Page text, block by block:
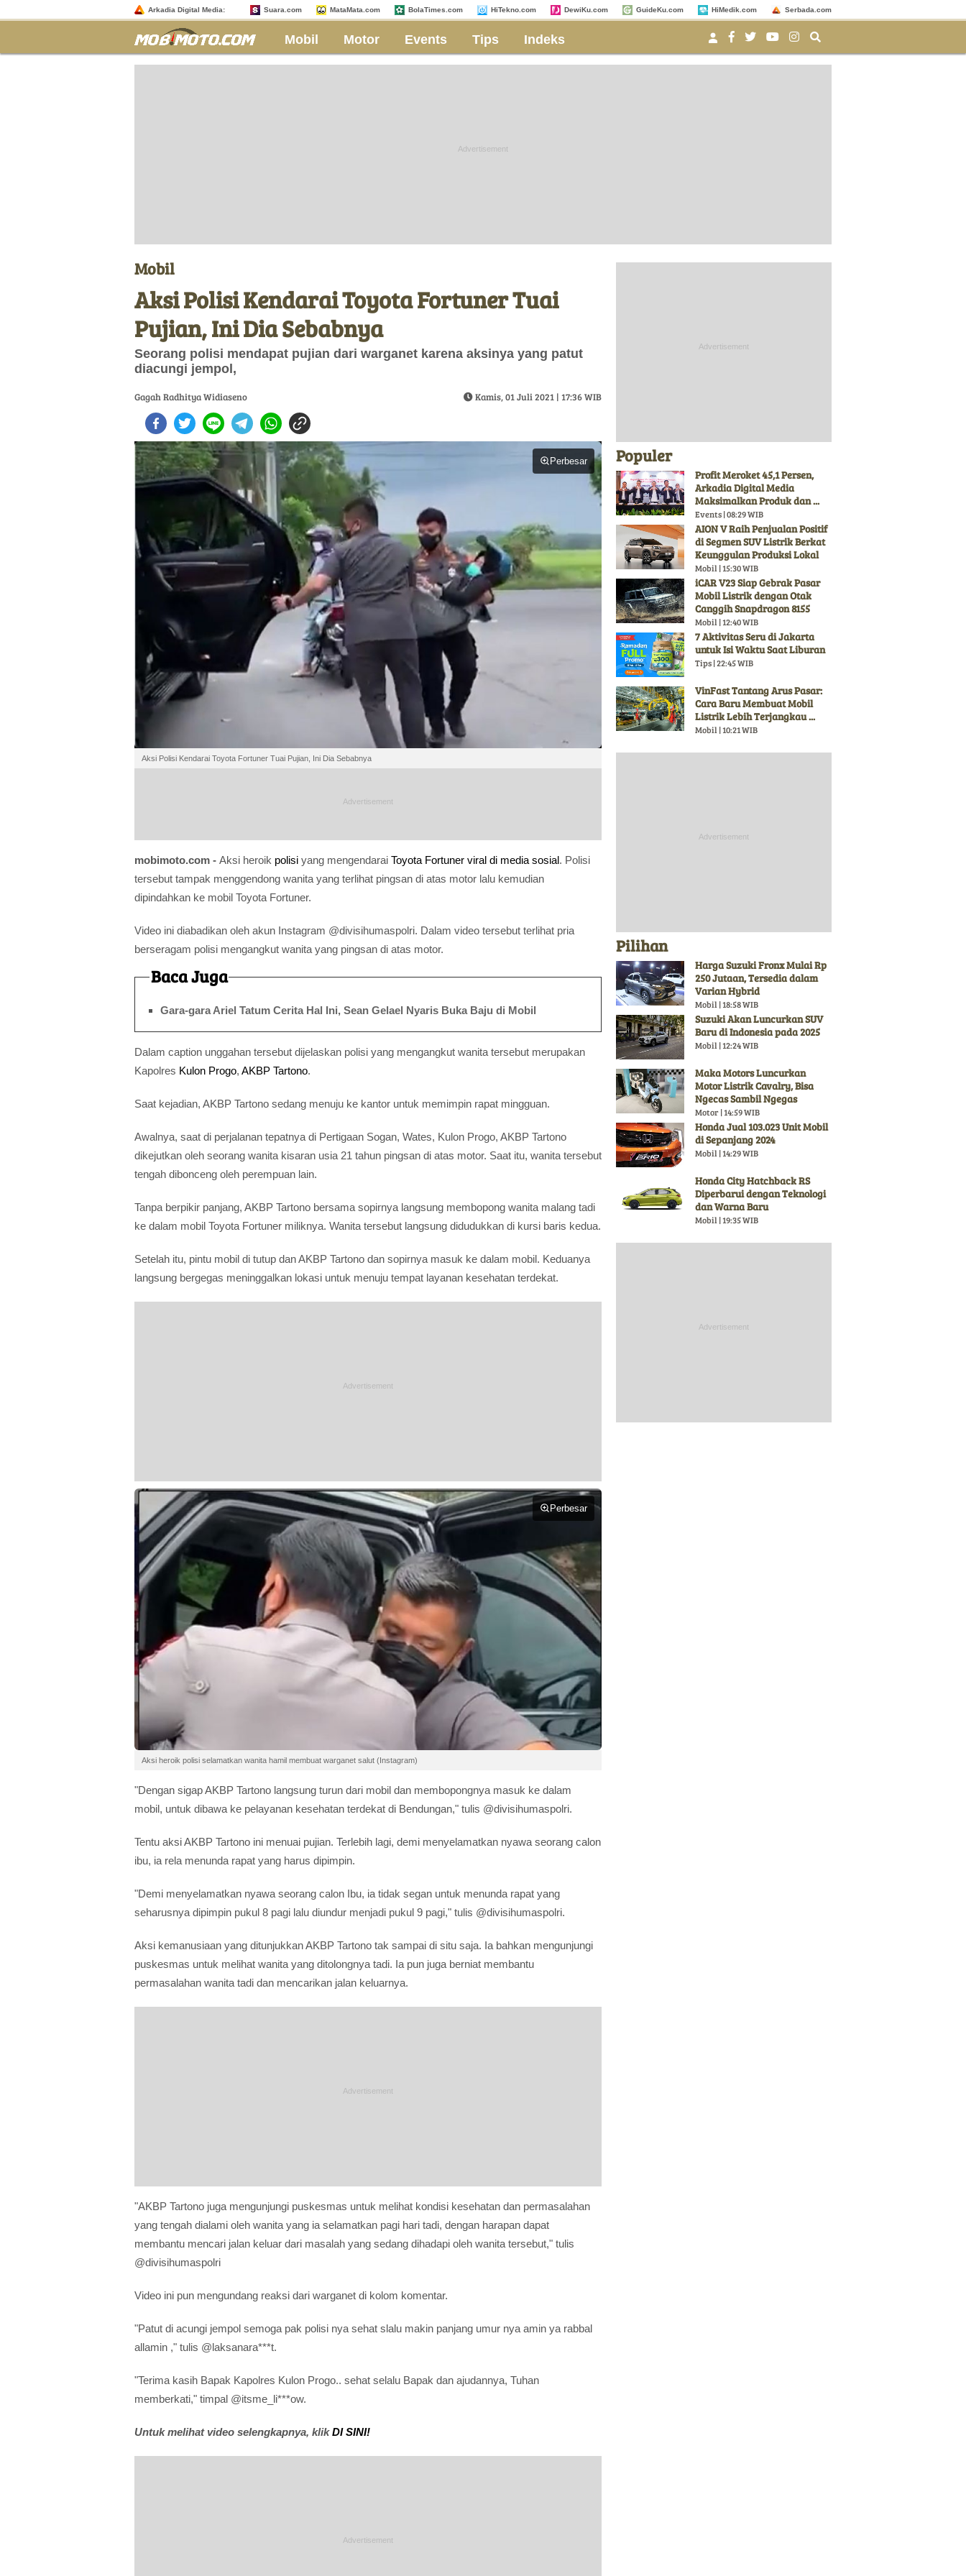
Arkadia Digital Media: Suara.com MataMata.com BolaTimes.com HiTekno.com DewiKu.com GuideKu.com HiMedik.com Serbada.com
Mobil Motor Events Tips Indeks
Mobil
Aksi Polisi Kendarai Toyota Fortuner Tuai
Pujian, Ini Dia Sebabnya
Seorang polisi mendapat pujian dari warganet karena aksinya yang patut
diacungi jempol,
Gagah Radhitya Widiaseno Kamis, 01 Juli 2021 | 17:36 WIB
Perbesar
Aksi Polisi Kendarai Toyota Fortuner Tuai Pujian, Ini Dia Sebabnya
mobimoto.com - Aksi heroik polisi yang mengendarai Toyota Fortuner viral di media sosial. Polisi
tersebut tampak menggendong wanita yang terlihat pingsan di atas motor lalu kemudian
dipindahkan ke mobil Toyota Fortuner.
Video ini diabadikan oleh akun Instagram @divisihumaspolri. Dalam video tersebut terlihat pria
berseragam polisi mengangkut wanita yang pingsan di atas motor.
Baca Juga
Gara-gara Ariel Tatum Cerita Hal Ini, Sean Gelael Nyaris Buka Baju di Mobil
Dalam caption unggahan tersebut dijelaskan polisi yang mengangkut wanita tersebut merupakan
Kapolres Kulon Progo, AKBP Tartono.
Saat kejadian, AKBP Tartono sedang menuju ke kantor untuk memimpin rapat mingguan.
Awalnya, saat di perjalanan tepatnya di Pertigaan Sogan, Wates, Kulon Progo, AKBP Tartono
dikejutkan oleh seorang wanita kisaran usia 21 tahun pingsan di atas motor. Saat itu, wanita tersebut
tengah dibonceng oleh perempuan lain.
Tanpa berpikir panjang, AKBP Tartono bersama sopirnya langsung membopong wanita malang tadi
ke dalam mobil Toyota Fortuner miliknya. Wanita tersebut langsung didudukkan di kursi baris kedua.
Setelah itu, pintu mobil di tutup dan AKBP Tartono dan sopirnya masuk ke dalam mobil. Keduanya
langsung bergegas meninggalkan lokasi untuk menuju tempat layanan kesehatan terdekat.
Perbesar
Aksi heroik polisi selamatkan wanita hamil membuat warganet salut (Instagram)
"Dengan sigap AKBP Tartono langsung turun dari mobil dan membopongnya masuk ke dalam
mobil, untuk dibawa ke pelayanan kesehatan terdekat di Bendungan," tulis @divisihumaspolri.
Tentu aksi AKBP Tartono ini menuai pujian. Terlebih lagi, demi menyelamatkan nyawa seorang calon
ibu, ia rela menunda rapat yang harus dipimpin.
"Demi menyelamatkan nyawa seorang calon Ibu, ia tidak segan untuk menunda rapat yang
seharusnya dipimpin pukul 8 pagi lalu diundur menjadi pukul 9 pagi," tulis @divisihumaspolri.
Aksi kemanusiaan yang ditunjukkan AKBP Tartono tak sampai di situ saja. Ia bahkan mengunjungi
puskesmas untuk melihat wanita yang ditolongnya tadi. Ia pun juga berniat membantu
permasalahan wanita tadi dan mencarikan jalan keluarnya.
"AKBP Tartono juga mengunjungi puskesmas untuk melihat kondisi kesehatan dan permasalahan
yang tengah dialami oleh wanita yang ia selamatkan pagi hari tadi, dengan harapan dapat
membantu mencari jalan keluar dari masalah yang sedang dihadapi oleh wanita tersebut," tulis
@divisihumaspolri
Video ini pun mengundang reaksi dari warganet di kolom komentar.
"Patut di acungi jempol semoga pak polisi nya sehat slalu makin panjang umur nya amin ya rabbal
allamin ," tulis @laksanara***t.
"Terima kasih Bapak Kapolres Kulon Progo.. sehat selalu Bapak dan ajudannya, Tuhan
memberkati," timpal @itsme_li***ow.
Untuk melihat video selengkapnya, klikDI SINI!
Populer
Profit Meroket 45,1 Persen,
Arkadia Digital Media
Maksimalkan Produk dan ...
Events | 08:29 WIB
AION V Raih Penjualan Positif
di Segmen SUV Listrik Berkat
Keunggulan Produksi Lokal
Mobil | 15:30 WIB
iCAR V23 Siap Gebrak Pasar
Mobil Listrik dengan Otak
Canggih Snapdragon 8155
Mobil | 12:40 WIB
7 Aktivitas Seru di Jakarta
untuk Isi Waktu Saat Liburan
Tips | 22:45 WIB
VinFast Tantang Arus Pasar:
Cara Baru Membuat Mobil
Listrik Lebih Terjangkau ...
Mobil | 10:21 WIB
Pilihan
Harga Suzuki Fronx Mulai Rp
250 Jutaan, Tersedia dalam
Varian Hybrid
Mobil | 18:58 WIB
Suzuki Akan Luncurkan SUV
Baru di Indonesia pada 2025
Mobil | 12:24 WIB
Maka Motors Luncurkan
Motor Listrik Cavalry, Bisa
Ngecas Sambil Ngegas
Motor | 14:59 WIB
Honda Jual 103.023 Unit Mobil
di Sepanjang 2024
Mobil | 14:29 WIB
Honda City Hatchback RS
Diperbarui dengan Teknologi
dan Warna Baru
Mobil | 19:35 WIB